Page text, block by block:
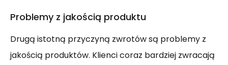
Problemy z jakością produktu
Drugą istotną przyczyną zwrotów są problemy z
jakością produktów. Klienci coraz bardziej zwracają